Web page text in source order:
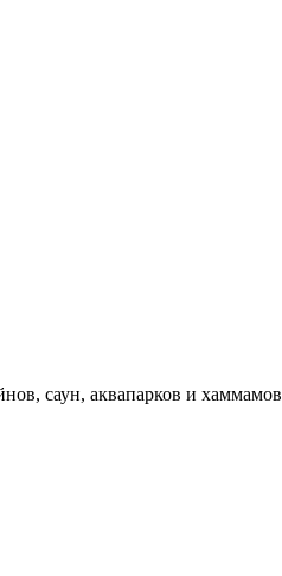
саун, аквапарков и хаммамов